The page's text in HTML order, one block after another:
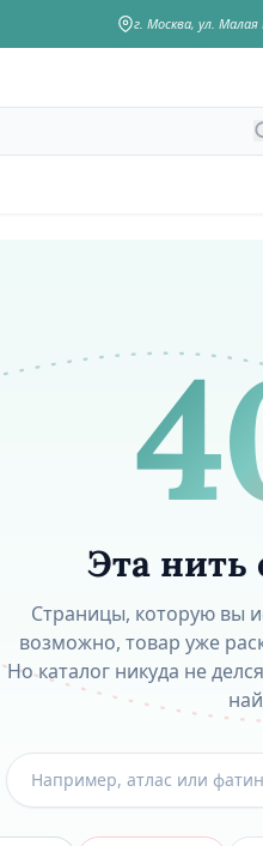
г. Москва, ул.
Эта нить
Страницы, которую вы
возможно, товар уже
Но каталог никуда не